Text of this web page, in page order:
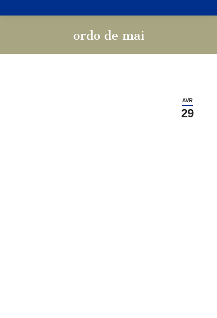
ordo de mai
AVR
29